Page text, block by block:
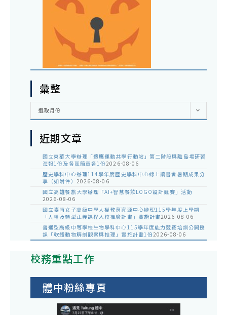
彙整
彙
選取月份
近期文章
國立東華大學辦理「適應運動共學行動站」第二階段與離島場研習
海報1份及各區簡章各1份2026-08-06
歷史學科中心辦理114學年度歷史學科中心線上讀書會暑期成果分
享（如附件） 2026-08-06
國立高雄餐旅大學辦理「AI+智慧餐飲LOGO設計競賽」活動
2026-08-06
國立臺南女子高級中學人權教育資源中心辦理115學年度上學期
「人權及轉型正義課程入校推廣計畫」實施計畫2026-08-06
普通型高級中等學校生物學科中心115學年度能力競賽培訓公開授
課「軟體動物解剖觀察與推理」實施計畫1份2026-08-06
校務重點工作
體中粉絲專頁